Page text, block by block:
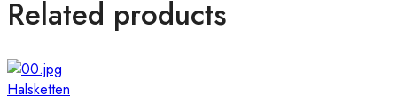
Related products
Halsketten